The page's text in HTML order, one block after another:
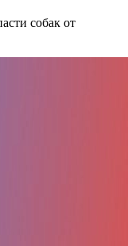
собак от